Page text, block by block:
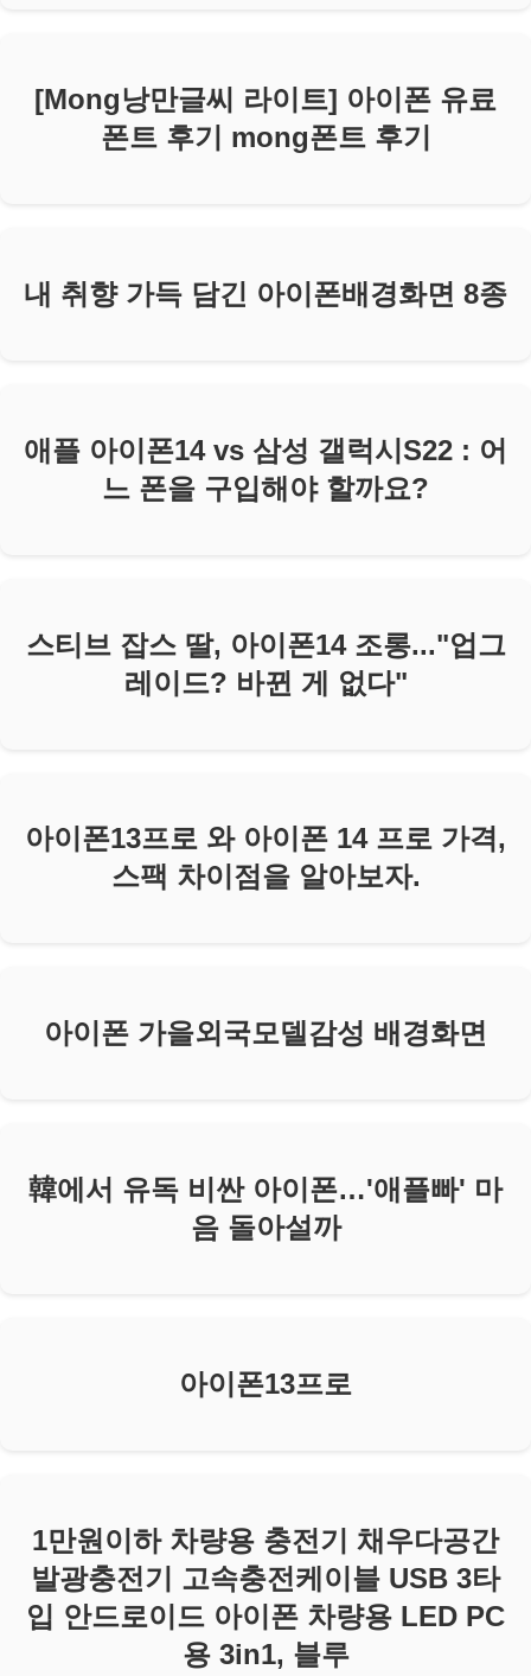
[Mong낭만글씨 라이트] 아이폰 유료
폰트 후기 mong폰트 후기
내 취향 가득 담긴 아이폰배경화면 8종
애플 아이폰14 vs 삼성 갤럭시S22 : 어
느 폰을 구입해야 할까요?
스티브 잡스 딸, 아이폰14 조롱..."업그
레이드? 바뀐 게 없다"
아이폰13프로 와 아이폰 14 프로 가격,
스팩 차이점을 알아보자.
아이폰 가을외국모델감성 배경화면
韓에서 유독 비싼 아이폰…'애플빠' 마
음 돌아설까
아이폰13프로
1만원이하 차량용 충전기 채우다공간
발광충전기 고속충전케이블 USB 3타
입 안드로이드 아이폰 차량용 LED PC
용 3in1, 블루